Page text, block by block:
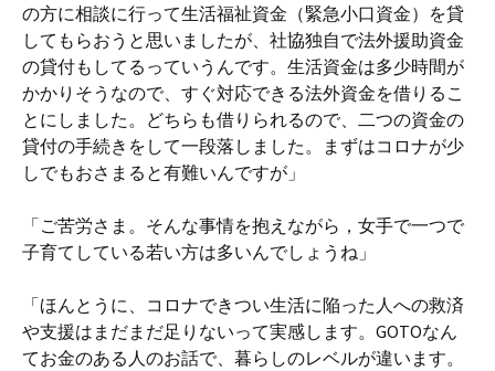
の方に相談に行って生活福祉資金（緊急小口資金）を貸
してもらおうと思いましたが、社協独自で法外援助資金
の貸付もしてるっていうんです。生活資金は多少時間が
かかりそうなので、すぐ対応できる法外資金を借りるこ
とにしました。どちらも借りられるので、二つの資金の
貸付の手続きをして一段落しました。まずはコロナが少
しでもおさまると有難いんですが」
「ご苦労さま。そんな事情を抱えながら，女手で一つで
子育てしている若い方は多いんでしょうね」
「ほんとうに、コロナできつい生活に陥った人への救済
や支援はまだまだ足りないって実感します。GOTOなん
てお金のある人のお話で、暮らしのレベルが違います。